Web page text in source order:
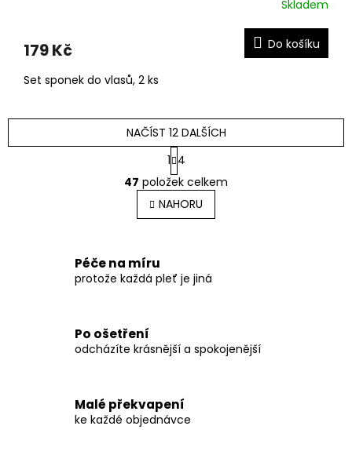
Skladem
179 Kč Do košíku
Set sponek do vlasů, 2 ks
O
v
l
á
í
k
y
p
i
s
NAČÍST 12 DALŠÍCH
S
t
r
á
n
k
n
í
1 4
47 položek celkem
NAHORU
Péče na míru
protože každá pleť je jiná
Po ošetření
odcházíte krásnější a spokojenější
Malé překvapení
ke každé objednávce